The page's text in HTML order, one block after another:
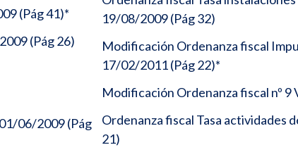
(Pág 41)*
(Pág 26)
06/2009 (Pág
19/08/2009 (Pág 32)
Modificación Ordenanza fiscal
17/02/2011 (Pág 22)*
Modificación Ordenanza fiscal nº 9
Ordenanza fiscal Tasa actividades
21)